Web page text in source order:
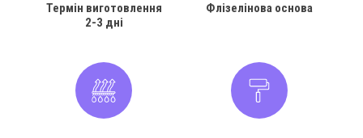
Термін виготовлення
2-3 дні
Флізелінова основа